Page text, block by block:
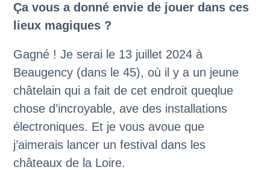
Ça vous a donné envie de jouer dans ces
lieux magiques ?
Gagné ! Je serai le 13 juillet 2024 à
Beaugency (dans le 45), où il y a un jeune
châtelain qui a fait de cet endroit queqlue
chose d’incroyable, ave des installations
électroniques. Et je vous avoue que
j’aimerais lancer un festival dans les
châteaux de la Loire.